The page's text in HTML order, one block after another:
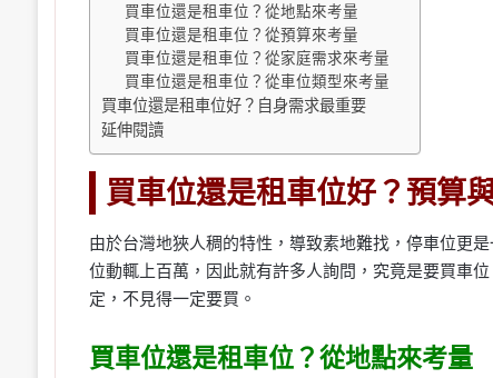
買車位還是租車位？從地點來考量
買車位還是租車位？從預算來考量
買車位還是租車位？從家庭需求來考量
買車位還是租車位？從車位類型來考量
買車位還是租車位好？自身需求最重要
延伸閱讀
買車位還是租車位好？預算
由於台灣地狹人稠的特性，導致素地難找，停車位更
位動輒上百萬，因此就有許多人詢問，究竟是要買車
定，不見得一定要買。
買車位還是租車位？從地點來考量